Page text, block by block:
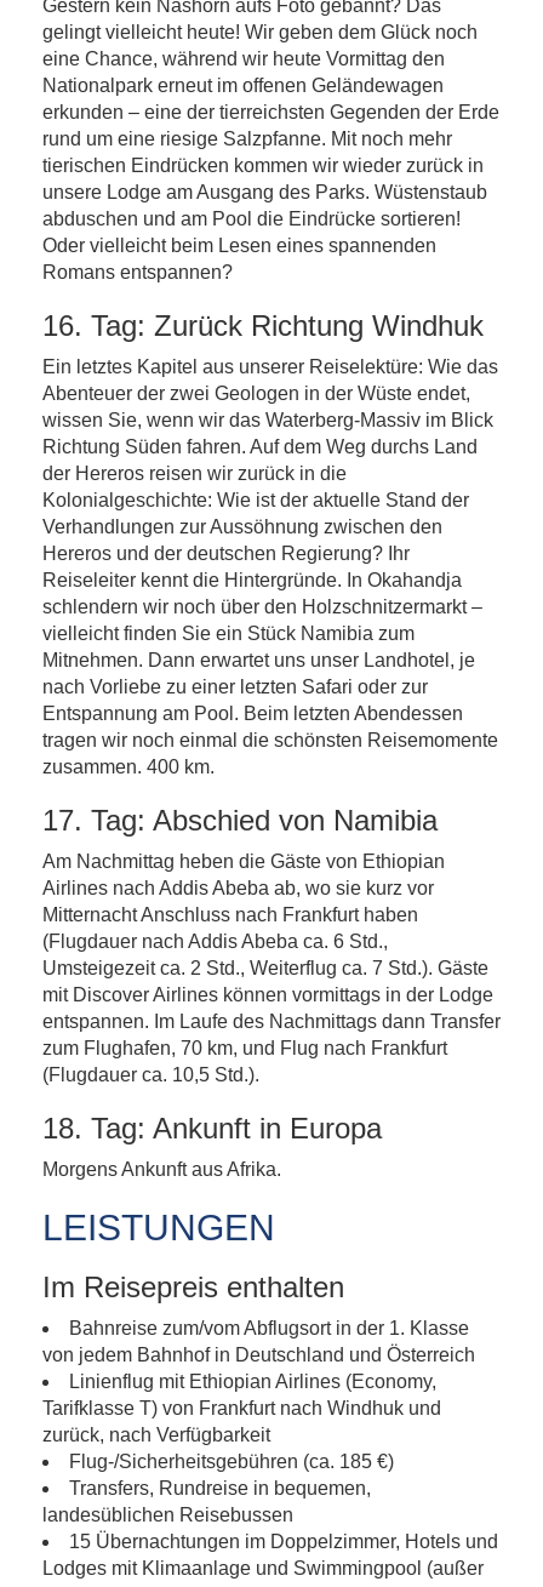
Gestern kein Nashorn aufs Foto gebannt? Das
gelingt vielleicht heute! Wir geben dem Glück noch
eine Chance, während wir heute Vormittag den
Nationalpark erneut im offenen Geländewagen
erkunden – eine der tierreichsten Gegenden der Erde
rund um eine riesige Salzpfanne. Mit noch mehr
tierischen Eindrücken kommen wir wieder zurück in
unsere Lodge am Ausgang des Parks. Wüstenstaub
abduschen und am Pool die Eindrücke sortieren!
Oder vielleicht beim Lesen eines spannenden
Romans entspannen?
16. Tag: Zurück Richtung Windhuk
Ein letztes Kapitel aus unserer Reiselektüre: Wie das
Abenteuer der zwei Geologen in der Wüste endet,
wissen Sie, wenn wir das Waterberg-Massiv im Blick
Richtung Süden fahren. Auf dem Weg durchs Land
der Hereros reisen wir zurück in die
Kolonialgeschichte: Wie ist der aktuelle Stand der
Verhandlungen zur Aussöhnung zwischen den
Hereros und der deutschen Regierung? Ihr
Reiseleiter kennt die Hintergründe. In Okahandja
schlendern wir noch über den Holzschnitzermarkt –
vielleicht finden Sie ein Stück Namibia zum
Mitnehmen. Dann erwartet uns unser Landhotel, je
nach Vorliebe zu einer letzten Safari oder zur
Entspannung am Pool. Beim letzten Abendessen
tragen wir noch einmal die schönsten Reisemomente
zusammen. 400 km.
17. Tag: Abschied von Namibia
Am Nachmittag heben die Gäste von Ethiopian
Airlines nach Addis Abeba ab, wo sie kurz vor
Mitternacht Anschluss nach Frankfurt haben
(Flugdauer nach Addis Abeba ca. 6 Std.,
Umsteigezeit ca. 2 Std., Weiterflug ca. 7 Std.). Gäste
mit Discover Airlines können vormittags in der Lodge
entspannen. Im Laufe des Nachmittags dann Transfer
zum Flughafen, 70 km, und Flug nach Frankfurt
(Flugdauer ca. 10,5 Std.).
18. Tag: Ankunft in Europa
Morgens Ankunft aus Afrika.
LEISTUNGEN
Im Reisepreis enthalten
Bahnreise zum/vom Abflugsort in der 1. Klasse
von jedem Bahnhof in Deutschland und Österreich
Linienflug mit Ethiopian Airlines (Economy,
Tarifklasse T) von Frankfurt nach Windhuk und
zurück, nach Verfügbarkeit
Flug-/Sicherheitsgebühren (ca. 185 €)
Transfers, Rundreise in bequemen,
landesüblichen Reisebussen
15 Übernachtungen im Doppelzimmer, Hotels und
Lodges mit Klimaanlage und Swimmingpool (außer